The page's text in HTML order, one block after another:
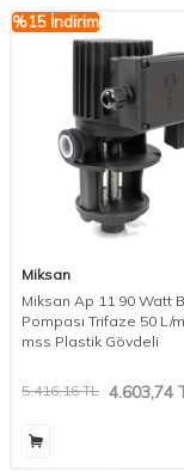
%15 İndirim
Miksan
Miksan Ap 11 90 Watt
Pompası Trifaze 50 L/
mss Plastik Gövdeli
5.416,16TL 4.603,74